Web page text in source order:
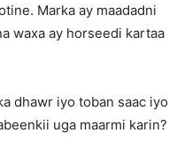
Marka ay maadadni
waxa ay horseedi kartaa
dhawr iyo toban saac iyo
uga maarmi karin?